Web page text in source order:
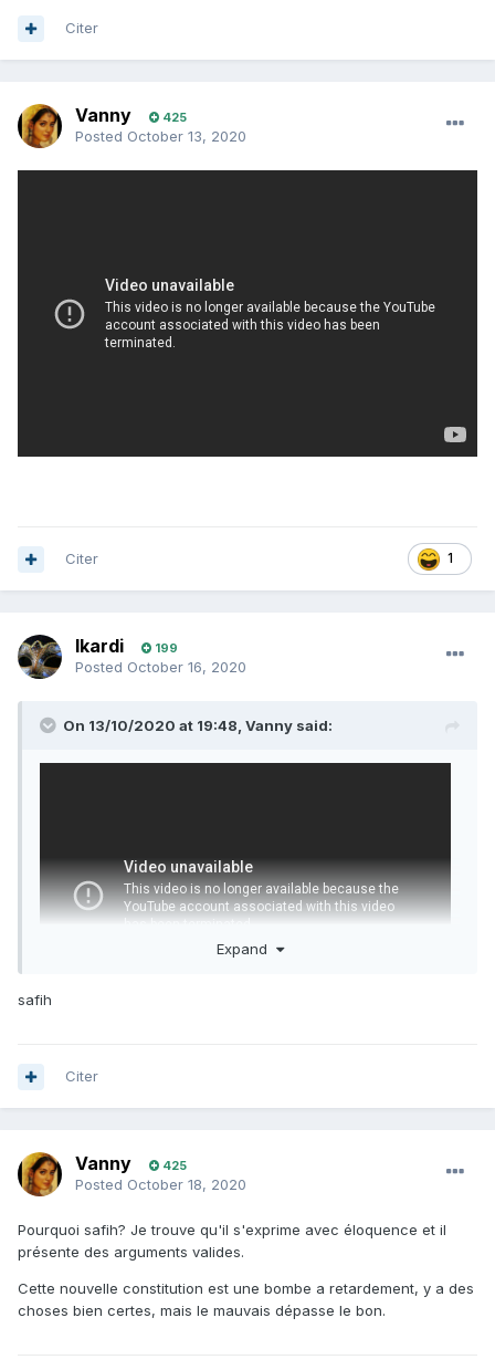
Citer
Vanny 425
Posted October 13, 2020
1
Citer
Ikardi 199
Posted October 16, 2020
On 13/10/2020 at 19:48, Vanny said:
Expand
safih
Citer
Vanny 425
Posted October 18, 2020
Pourquoi safih? Je trouve qu'il s'exprime avec éloquence et il
présente des arguments valides.
Cette nouvelle constitution est une bombe a retardement, y a des
choses bien certes, mais le mauvais dépasse le bon.